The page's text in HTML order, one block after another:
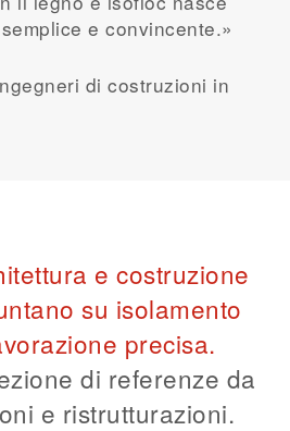
e convincente.»
di costruzioni in
e costruzione
su isolamento
precisa.
di referenze da
e ristrutturazioni.